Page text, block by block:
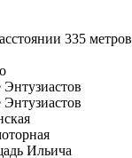
335 метров
Ильича